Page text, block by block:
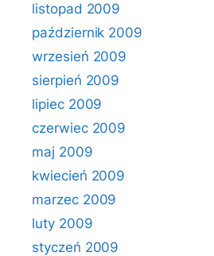
listopad 2009
październik 2009
wrzesień 2009
sierpień 2009
lipiec 2009
czerwiec 2009
maj 2009
kwiecień 2009
marzec 2009
luty 2009
styczeń 2009